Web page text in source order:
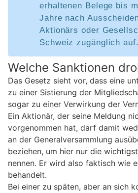
erhaltenen Belege bis
Jahre nach
Aktionärs oder
Schweiz zugänglich auf.
Welche Sanktionen
Das Gesetz sieht vor, dass eine
zu einer Sistierung der
sogar zu einer Verwirkung der
Ein Aktionär, der seine Meldung
vorgenommen hat, darf damit
an der Generalversammlung
beziehen, um hier nur die
nennen. Er wird also faktisch wie
behandelt.
Bei einer zu späten, aber an sich